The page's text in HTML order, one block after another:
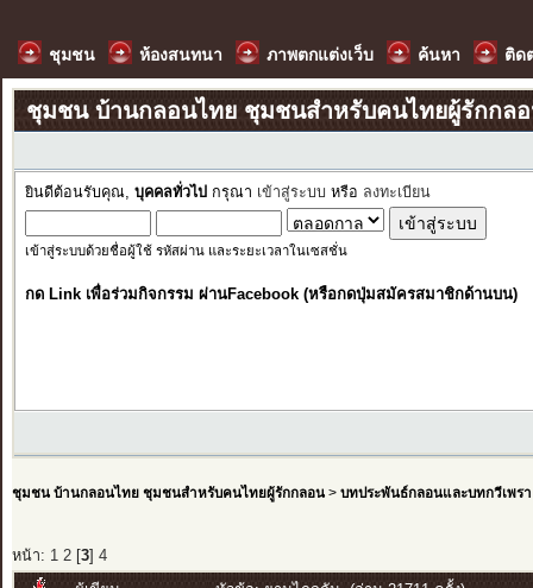
ชุมชน ห้องสนทนา ภาพตกแต่งเว็บ ค้นหา ติด
ชุมชน บ้านกลอนไทย ชุมชนสำหรับคนไทยผู้รักกล
ยินดีต้อนรับคุณ, บุคคลทั่วไป กรุณา เข้าสู่ระบบ หรือ ลงทะเบียน
เข้าสู่ระบบด้วยชื่อผู้ใช้ รหัสผ่าน และระยะเวลาในเซสชั่น
กด Link เพื่อร่วมกิจกรรม ผ่านFacebook (หรือกดปุ่มสมัครสมาชิกด้านบน)
ชุมชน บ้านกลอนไทย ชุมชนสำหรับคนไทยผู้รักกลอน> บทประพันธ์กลอนและบทกวีเพรา
หน้า: 1 2[ 3] 4